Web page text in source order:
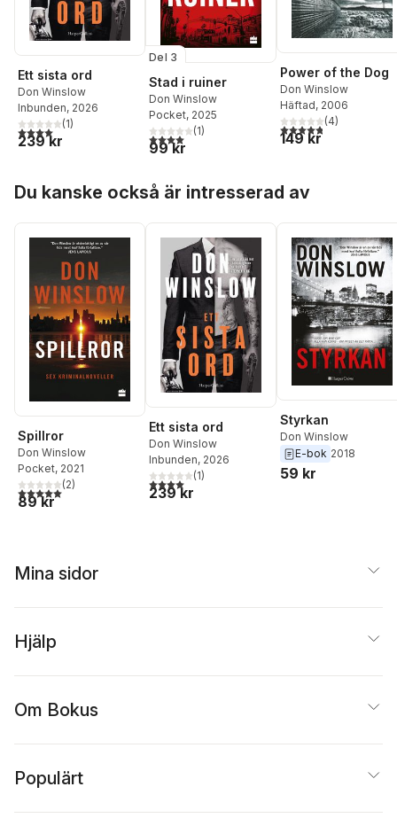
Ett sista ord
Don Winslow
Inbunden, 2026
4,0utav 5 stjärnor. Totalt antal röster:
(1)
239 kr
Del 3
Stad i ruiner
Don Winslow
Pocket, 2025
4,0utav 5 stjärnor. Totalt antal röster:
(1)
99 kr
Power of the Dog
Don Winslow
Häftad, 2006
4,8utav 5 stjärnor.
(4)
149 kr
Du kanske också är intresserad av
Spillror
Don Winslow
Pocket, 2021
5,0utav 5 stjärnor. Totalt antal röster:
(2)
89 kr
Ett sista ord
Don Winslow
Inbunden, 2026
4,0utav 5 stjärnor. Totalt antal röster:
(1)
239 kr
Styrkan
Don Winslow
E-bok 2018
59 kr
Mina sidor
Hjälp
Om Bokus
Populärt